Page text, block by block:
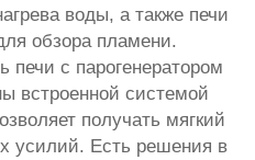
воды, а также печи
обзора пламени.
печи с парогенератором
встроенной системой
получать мягкий
усилий. Есть решения в